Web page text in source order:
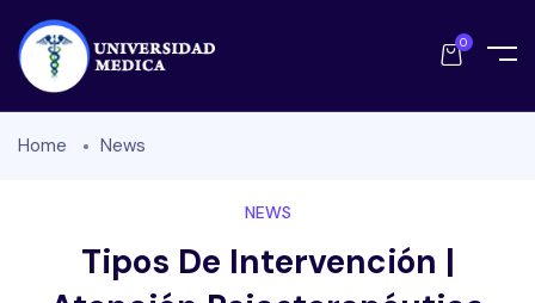
0
Home News
NEWS
Tipos De Intervención |